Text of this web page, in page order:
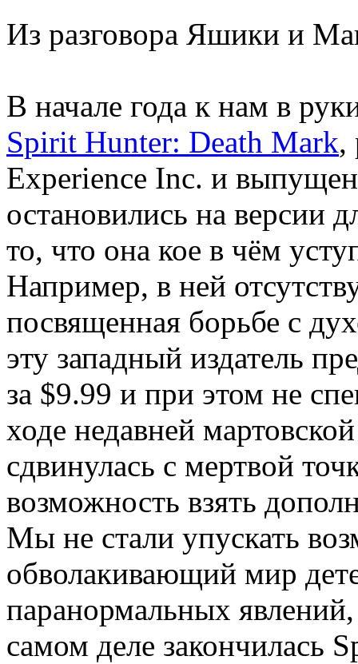
Из разговора Яшики и
В начале года к нам в
Spirit Hunter: Death Mark,
Experience Inc. и
остановились на версии
то, что она кое в чём
Например, в ней
посвященная борьбе с
эту западный издатель
за $9.99 и при этом не
ходе недавней
сдвинулась с мертвой
возможность взять
Мы не стали упускать
обволакивающий мир
паранормальных
самом деле закончилась